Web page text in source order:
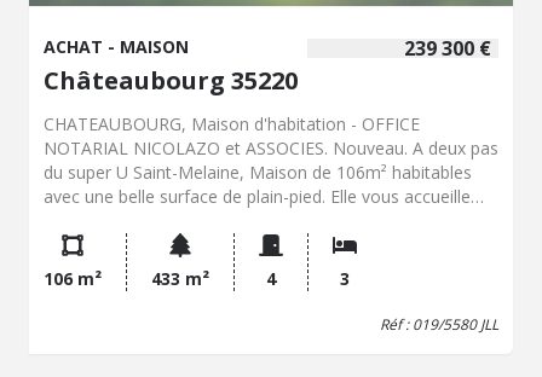
239 300 €
ACHAT - MAISON
Châteaubourg 35220
CHATEAUBOURG, Maison d'habitation - OFFICE
NOTARIAL NICOLAZO et ASSOCIES. Nouveau. A deux pas
du super U Saint-Melaine, Maison de 106m² habitables
avec une belle surface de plain-pied. Elle vous accueille
cuisine ouverte,. Partie nuit composée chambre sur
parquet, salle d'eau et WC. A l'étage un dégagement
dessert deux belles chambres sous rampant, bagagerie et
cabinet de toilette (WC et lavabo) Garage attenant avec
106 m² 433 m² 4 3
Réf : 019/5580 JLL